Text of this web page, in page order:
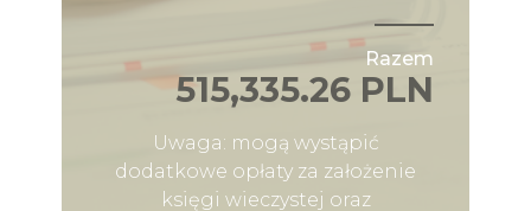
Razem
515,335.26 PLN
Uwaga: mogą wystąpić
dodatkowe opłaty za założenie
księgi wieczystej oraz